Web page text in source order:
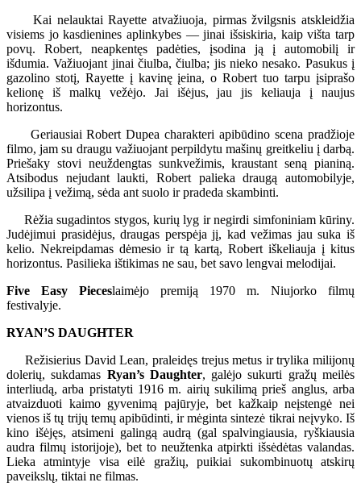
Kai nelauktai Rayette atvažiuoja, pirmas žvilgsnis atskleidžia
visiems jo kasdienines aplinkybes — jinai išsiskiria, kaip višta tarp
povų. Robert, neapkentęs padėties, įsodina ją į automobilį ir
išdumia. Važiuojant jinai čiulba, čiulba; jis nieko nesako. Pasukus į
gazolino stotį, Rayette į kavinę įeina, o Robert tuo tarpu įsiprašo
kelionę iš malkų vežėjo. Jai išėjus, jau jis keliauja į naujus
horizontus.
Geriausiai Robert Dupea charakteri apibūdino scena pradžioje
filmo, jam su draugu važiuojant perpildytu mašinų greitkeliu į darbą.
Priešaky stovi neuždengtas sunkvežimis, kraustant seną pianiną.
Atsibodus nejudant laukti, Robert palieka draugą automobilyje,
užsilipa į vežimą, sėda ant suolo ir pradeda skambinti.
Rėžia sugadintos stygos, kurių lyg ir negirdi simfoniniam kūriny.
Judėjimui prasidėjus, draugas perspėja jį, kad vežimas jau suka iš
kelio. Nekreipdamas dėmesio ir tą kartą, Robert iškeliauja į kitus
horizontus. Pasilieka ištikimas ne sau, bet savo lengvai melodijai.
Five Easy Pieceslaimėjo premiją 1970 m. Niujorko filmų
festivalyje.
RYAN’S DAUGHTER
Režisierius David Lean, praleidęs trejus metus ir trylika milijonų
dolerių, sukdamas Ryan’s Daughter, galėjo sukurti gražų meilės
interliudą, arba pristatyti 1916 m. airių sukilimą prieš anglus, arba
atvaizduoti kaimo gyvenimą pajūryje, bet kažkaip neįstengė nei
vienos iš tų trijų temų apibūdinti, ir mėginta sintezė tikrai neįvyko. Iš
kino išėjęs, atsimeni galingą audrą (gal spalvingiausia, ryškiausia
audra filmų istorijoje), bet to neužtenka atpirkti išsėdėtas valandas.
Lieka atmintyje visa eilė gražių, puikiai sukombinuotų atskirų
paveikslų, tiktai ne filmas.